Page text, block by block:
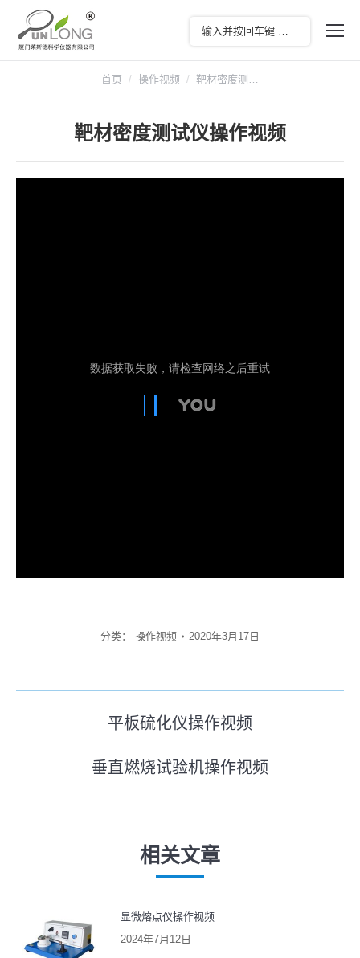
首页 操作视频 靶材密度测…
靶材密度测试仪操作视频
分类： 操作视频 2020年3月17日
历
史
文
平板硫化仪操作视频
未
来
文
章：
垂直燃烧试验机操作视频
相关文章
显微熔点仪操作视频
2024年7月12日